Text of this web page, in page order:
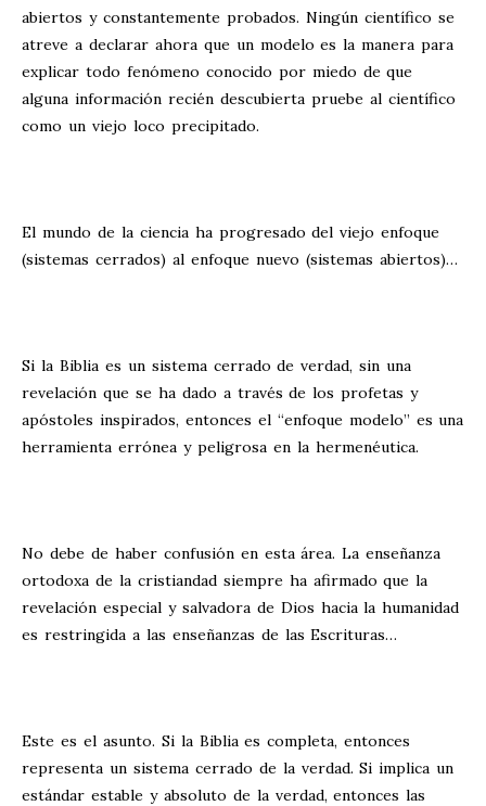
abiertos y constantemente probados. Ningún científico se
atreve a declarar ahora que un modelo es la manera para
explicar todo fenómeno conocido por miedo de que
alguna información recién descubierta pruebe al científico
como un viejo loco precipitado.
El mundo de la ciencia ha progresado del viejo enfoque
(sistemas cerrados) al enfoque nuevo (sistemas abiertos)…
Si la Biblia es un sistema cerrado de verdad, sin una
revelación que se ha dado a través de los profetas y
apóstoles inspirados, entonces el “enfoque modelo” es una
herramienta errónea y peligrosa en la hermenéutica.
No debe de haber confusión en esta área. La enseñanza
ortodoxa de la cristiandad siempre ha afirmado que la
revelación especial y salvadora de Dios hacia la humanidad
es restringida a las enseñanzas de las Escrituras…
Este es el asunto. Si la Biblia es completa, entonces
representa un sistema cerrado de la verdad. Si implica un
estándar estable y absoluto de la verdad, entonces las